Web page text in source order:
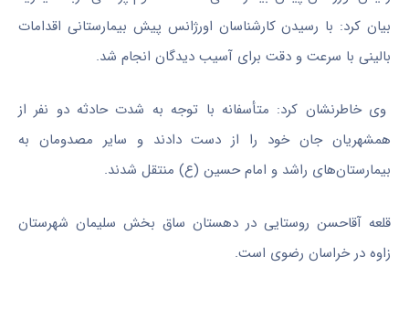
بیان کرد: با رسیدن کارشناسان اورژانس پیش بیمارستانی اقدامات
بالینی با سرعت و دقت برای آسیب دیدگان انجام شد.
وی خاطرنشان کرد: متأسفانه با توجه به شدت حادثه دو نفر از
همشهریان جان خود را از دست دادند و سایر مصدومان به
بیمارستان‌های راشد و امام حسین (ع) منتقل شدند.
قلعه آقاحسن روستایی در دهستان ساق بخش سلیمان شهرستان
زاوه در خراسان رضوی است.